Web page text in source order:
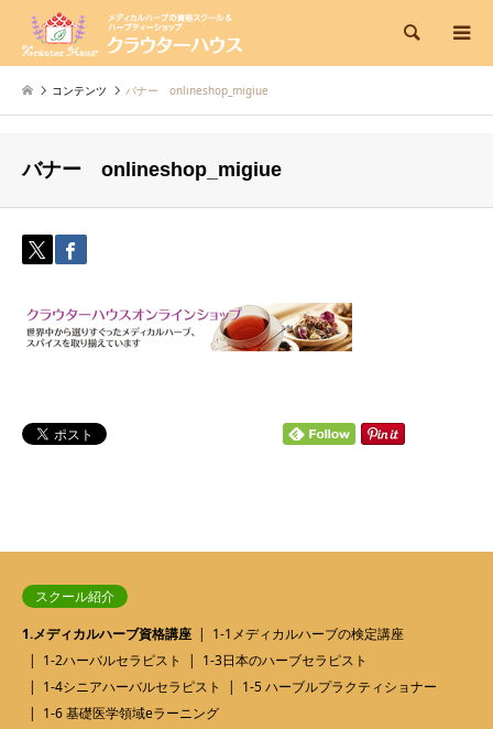
検索
コンテンツ バナー onlineshop_migiue
バナー onlineshop_migiue
スクール紹介
1.メディカルハーブ資格講座
1-1メディカルハーブの検定講座
1-2ハーバルセラピスト
1-3日本のハーブセラピスト
1-4シニアハーバルセラピスト
1-5 ハーブルプラクティショナー
1-6 基礎医学領域eラーニング